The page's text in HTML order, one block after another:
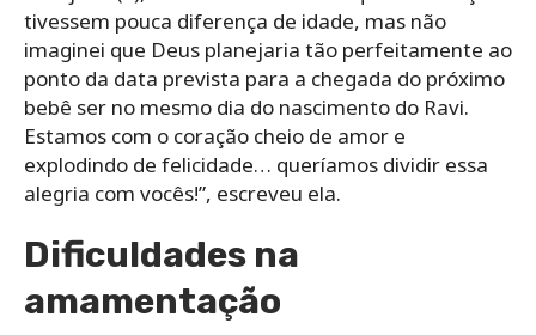
tivessem pouca diferença de idade, mas não
imaginei que Deus planejaria tão perfeitamente ao
ponto da data prevista para a chegada do próximo
bebê ser no mesmo dia do nascimento do Ravi.
Estamos com o coração cheio de amor e
explodindo de felicidade… queríamos dividir essa
alegria com vocês!”, escreveu ela.
Dificuldades na
amamentação